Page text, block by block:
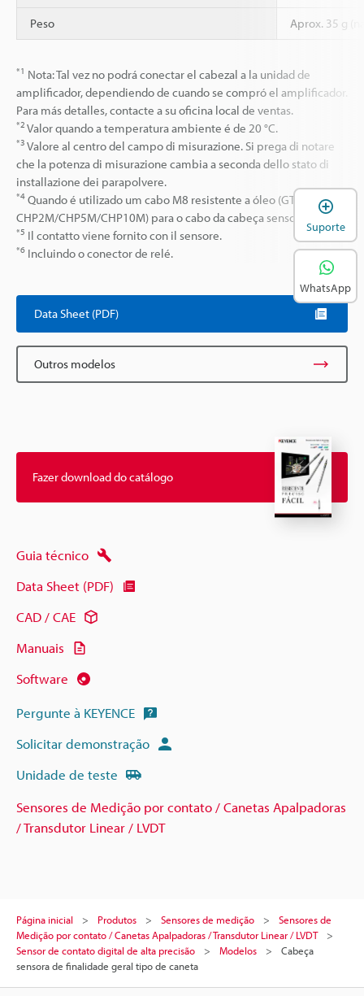
Peso Aprox. 35 g
*1 Nota: Tal vez no podrá conectar el cabezal a la unidad de
amplificador, dependiendo de cuando se compró el amplificador.
Para más detalles, contacte a su oficina local de ventas.
*2 Valor quando a temperatura ambiente é de 20 °C.
*3 Valore al centro del campo di misurazione. Si prega di notare
che la potenza di misurazione cambia a seconda dello stato di
installazione dei parapolvere.
*4 Quando é utilizado um cabo M8 resistente a óleo (GT2-
CHP2M/CHP5M/CHP10M) para o cabo da cabeça sensora.
*5 Il contatto viene fornito con il sensore.
*6 Incluindo o conector de relé.
Data Sheet (PDF)
Outros modelos
Fazer download do catálogo
Guia técnico
Data Sheet (PDF)
CAD / CAE
Manuais
Software
Pergunte à KEYENCE
Solicitar demonstração
Unidade de teste
Sensores de Medição por contato / Canetas Apalpadoras
/ Transdutor Linear / LVDT
Página inicial Produtos Sensores de medição
Sensores de
Medição por contato / Canetas Apalpadoras / Transdutor Linear / LVDT
Sensor de contato digital de alta precisão
Modelos
Cabeça
sensora de finalidade geral tipo de caneta
Suporte
WhatsApp